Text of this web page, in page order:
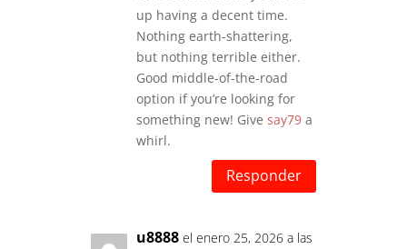
up having a decent time.
Nothing earth-shattering,
but nothing terrible either.
Good middle-of-the-road
option if you’re looking for
something new! Give say79 a
whirl.
Responder
u8888 el enero 25, 2026 a las